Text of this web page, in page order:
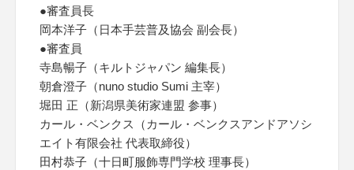
●審査員長
岡本洋子（日本手芸普及協会 副会長）
●審査員
寺島暢子（キルトジャパン 編集長）
朝倉澄子（nuno studio Sumi 主宰）
堀田 正（新潟県美術家連盟 参事）
カール・ベンクス（カール・ベンクスアンドアソシ
エイト有限会社 代表取締役）
田村恭子（十日町服飾専門学校 理事長）